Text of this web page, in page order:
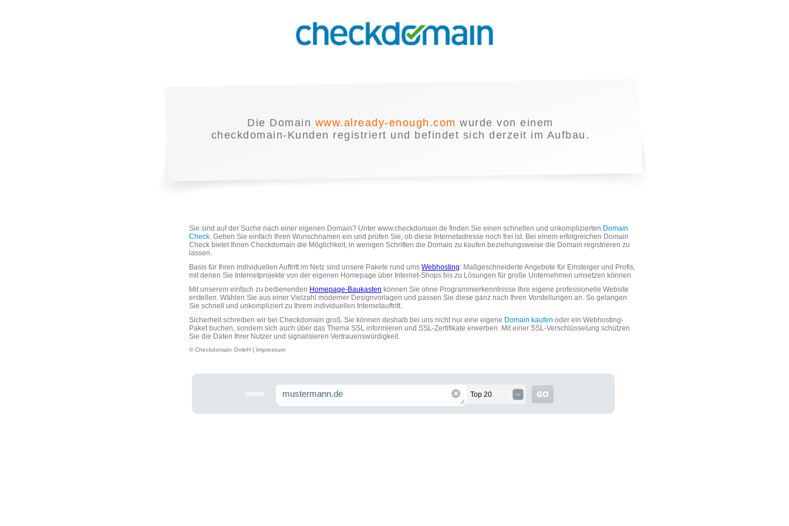
Die Domain www.already-enough.com wurde von einem
checkdomain-Kunden registriert und befindet sich derzeit im Aufbau.
Sie sind auf der Suche nach einer eigenen Domain? Unter www.checkdomain.de finden Sie einen schnellen und unkomplizierten Domain
Check. Geben Sie einfach Ihren Wunschnamen ein und prüfen Sie, ob diese Internetadresse noch frei ist. Bei einem erfolgreichen Domain
Check bietet Ihnen Checkdomain die Möglichkeit, in wenigen Schritten die Domain zu kaufen beziehungsweise die Domain registrieren zu
lassen.
Basis für Ihren individuellen Auftritt im Netz sind unsere Pakete rund ums Webhosting: Maßgeschneiderte Angebote für Einsteiger und Profis,
mit denen Sie Internetprojekte von der eigenen Homepage über Internet-Shops bis zu Lösungen für große Unternehmen umsetzen können.
Mit unserem einfach zu bedienenden Homepage-Baukasten können Sie ohne Programmierkenntnisse Ihre eigene professionelle Website
erstellen. Wählen Sie aus einer Vielzahl moderner Designvorlagen und passen Sie diese ganz nach Ihren Vorstellungen an. So gelangen
Sie schnell und unkompliziert zu Ihrem individuellen Internetauftritt.
Sicherheit schreiben wir bei Checkdomain groß. Sie können deshalb bei uns nicht nur eine eigene Domain kaufen oder ein Webhosting-
Paket buchen, sondern sich auch über das Thema SSL informieren und SSL-Zertifikate erwerben. Mit einer SSL-Verschlüsselung schützen
Sie die Daten Ihrer Nutzer und signalisieren Vertrauenswürdigkeit.
© Checkdomain GmbH | Impressum
www. Top 20